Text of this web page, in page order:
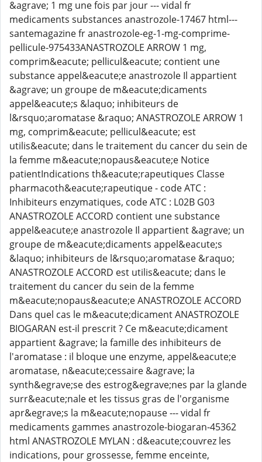
&agrave; 1 mg une fois par jour --- vidal fr
medicaments substances anastrozole-17467 html---
santemagazine fr anastrozole-eg-1-mg-comprime-
pellicule-975433ANASTROZOLE ARROW 1 mg,
comprim&eacute; pellicul&eacute; contient une
substance appel&eacute;e anastrozole Il appartient
&agrave; un groupe de m&eacute;dicaments
appel&eacute;s &laquo; inhibiteurs de
l&rsquo;aromatase &raquo; ANASTROZOLE ARROW 1
mg, comprim&eacute; pellicul&eacute; est
utilis&eacute; dans le traitement du cancer du sein de
la femme m&eacute;nopaus&eacute;e Notice
patientIndications th&eacute;rapeutiques Classe
pharmacoth&eacute;rapeutique - code ATC :
Inhibiteurs enzymatiques, code ATC : L02B G03
ANASTROZOLE ACCORD contient une substance
appel&eacute;e anastrozole Il appartient &agrave; un
groupe de m&eacute;dicaments appel&eacute;s
&laquo; inhibiteurs de l&rsquo;aromatase &raquo;
ANASTROZOLE ACCORD est utilis&eacute; dans le
traitement du cancer du sein de la femme
m&eacute;nopaus&eacute;e ANASTROZOLE ACCORD
Dans quel cas le m&eacute;dicament ANASTROZOLE
BIOGARAN est-il prescrit ? Ce m&eacute;dicament
appartient &agrave; la famille des inhibiteurs de
l'aromatase : il bloque une enzyme, appel&eacute;e
aromatase, n&eacute;cessaire &agrave; la
synth&egrave;se des estrog&egrave;nes par la glande
surr&eacute;nale et les tissus gras de l'organisme
apr&egrave;s la m&eacute;nopause --- vidal fr
medicaments gammes anastrozole-biogaran-45362
html ANASTROZOLE MYLAN : d&eacute;couvrez les
indications, pour grossesse, femme enceinte,